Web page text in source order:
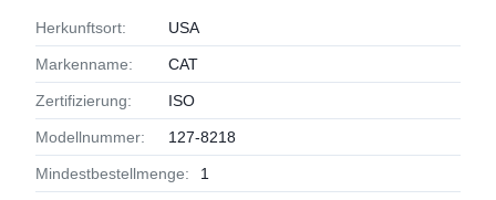
Herkunftsort: USA
Markenname: CAT
Zertifizierung: ISO
Modellnummer: 127-8218
Mindestbestellmenge: 1